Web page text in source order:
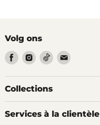
Volg ons
Vind
ons
op
Facebook
Vind
ons
op
Instagram
Vind
ons
op
Vind
op
Collections
Services à la clientèle